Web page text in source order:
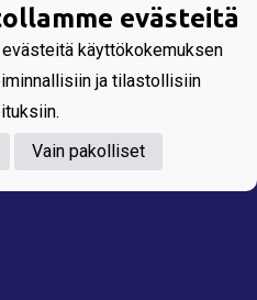
© 2025 YMCA
evästeitä
käyttökokemuksen
ja tilastollisiin
Vain pakolliset